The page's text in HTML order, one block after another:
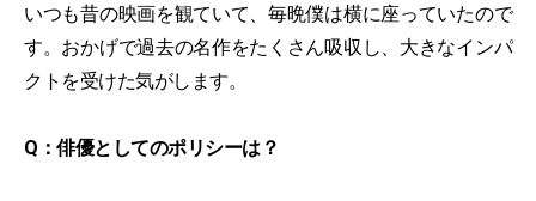
いつも昔の映画を観ていて、毎晩僕は横に座っていたので
す。おかげで過去の名作をたくさん吸収し、大きなインパ
クトを受けた気がします。
Q：俳優としてのポリシーは？